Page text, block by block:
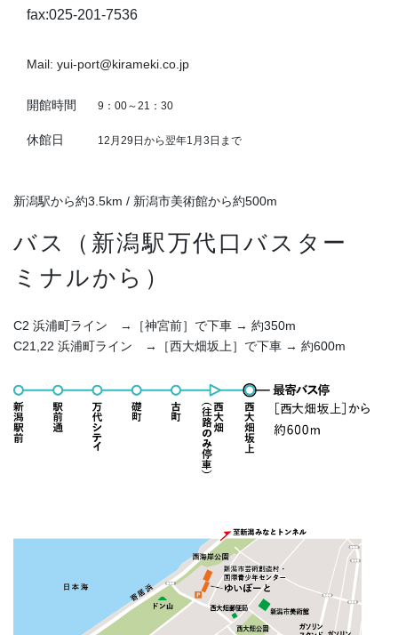
fax:025-201-7536
Mail: yui-port@kirameki.co.jp
開館時間 9：00～21：30
休館日 12月29日から翌年1月3日まで
新潟駅から約3.5km / 新潟市美術館から約500m
バス（新潟駅万代口バスター
ミナルから）
C2 浜浦町ライン →［神宮前］で下車 → 約350m
C21,22 浜浦町ライン →［西大畑坂上］で下車 → 約600m